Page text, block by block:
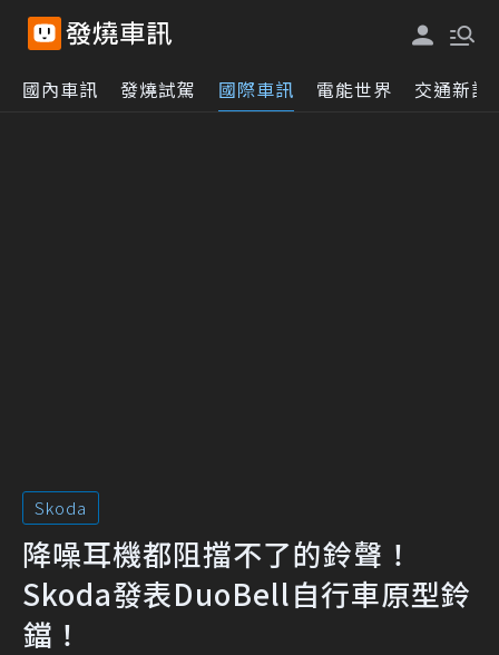
國內車訊 發燒試駕 國際車訊 電能世界 交通新訊
Skoda
降噪耳機都阻擋不了的鈴聲！
Skoda發表DuoBell自行車原型鈴
鐺！